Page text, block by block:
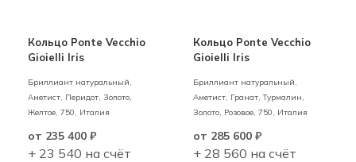
Кольцо Ponte Vecchio
Gioielli Iris
Бриллиант натуральный,
Аметист, Перидот, Золото,
Желтое, 750, Италия
от 235 400 ₽
+ 23 540 на счёт
Кольцо Ponte Vecchio
Gioielli Iris
Бриллиант натуральный,
Аметист, Гранат, Турмалин,
Золото, Розовое, 750, Италия
от 285 600 ₽
+ 28 560 на счёт